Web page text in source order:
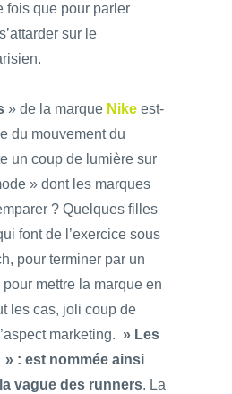
fois que pour parler
sur le
» de la marque Nike est-
du mouvement du
un coup de lumière sur
» dont les marques
? Quelques filles
font de l’exercice sous
pour terminer par un
mettre la marque en
les cas, joli coup de
marketing. » Les
: est nommée ainsi
vague des runners. La